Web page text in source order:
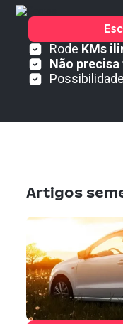
Rode KMs
Não
Artigos